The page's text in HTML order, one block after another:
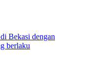
Bekasi dengan
berlaku